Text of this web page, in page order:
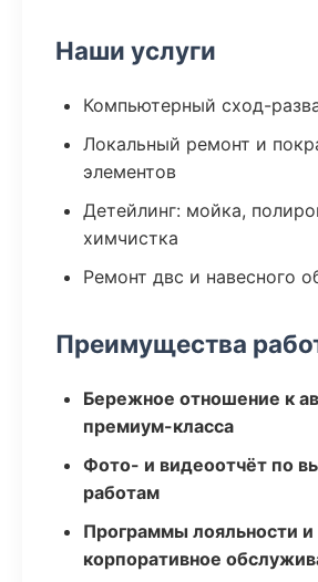
Наши услуги
Компьютерный сход-
Локальный ремонт и
элементов
Детейлинг: мойка,
химчистка
Ремонт двс и навесного
Преимущества
Бережное отношение к
премиум-класса
Фото- и видеоотчёт по
работам
Программы лояльности и
корпоративное